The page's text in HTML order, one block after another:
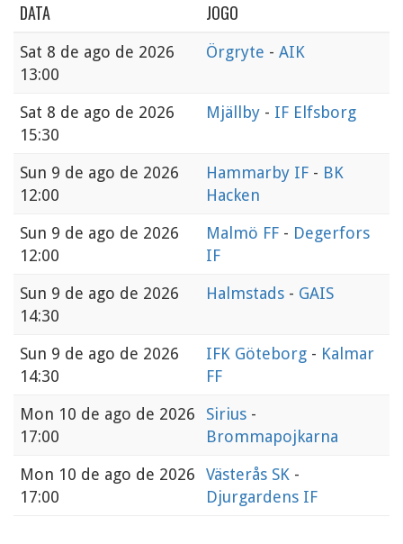
DATA JOGO
Sat 8 de ago de 2026
13:00
Örgryte - AIK
Sat 8 de ago de 2026
15:30
Mjällby - IF Elfsborg
Sun 9 de ago de 2026
12:00
Hammarby IF - BK
Hacken
Sun 9 de ago de 2026
12:00
Malmö FF - Degerfors
IF
Sun 9 de ago de 2026
14:30
Halmstads - GAIS
Sun 9 de ago de 2026
14:30
IFK Göteborg - Kalmar
FF
Mon 10 de ago de 2026
17:00
Sirius -
Brommapojkarna
Mon 10 de ago de 2026
17:00
Västerås SK -
Djurgardens IF